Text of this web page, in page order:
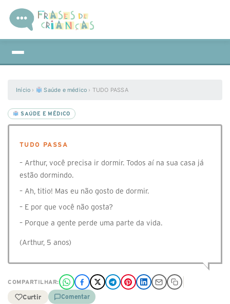
Início › Saúde e médico › TUDO PASSA
SAÚDE E MÉDICO
TUDO PASSA
– Arthur, você precisa ir dormir. Todos aí na sua casa já
estão dormindo.
– Ah, titio! Mas eu não gosto de dormir.
– E por que você não gosta?
– Porque a gente perde uma parte da vida.
(Arthur, 5 anos)
COMPARTILHAR:
Curtir Comentar